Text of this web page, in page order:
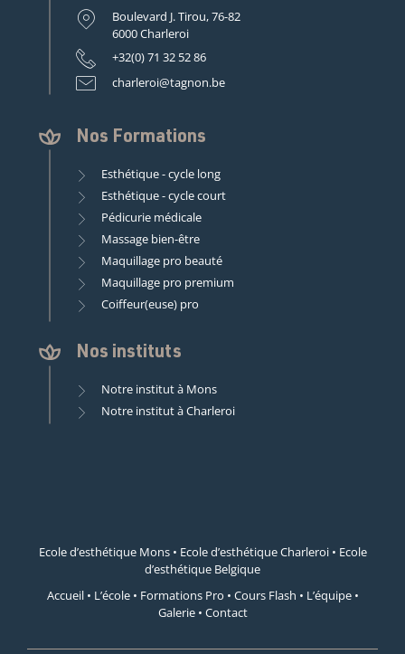
Boulevard J. Tirou, 76-82
6000 Charleroi
+32(0) 71 32 52 86
charleroi@tagnon.be
Nos Formations
Esthétique - cycle long
Esthétique - cycle court
Pédicurie médicale
Massage bien-être
Maquillage pro beauté
Maquillage pro premium
Coiffeur(euse) pro
Nos instituts
Notre institut à Mons
Notre institut à Charleroi
Ecole d’esthétique Mons • Ecole d’esthétique Charleroi • Ecole
d’esthétique Belgique
Accueil • L’école • Formations Pro • Cours Flash • L’équipe •
Galerie • Contact